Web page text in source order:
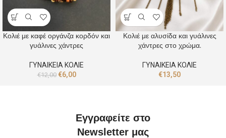
Κολιέ με καφέ οργάνζα κορδόν και
γυάλινες χάντρες
ΓΥΝΑΙΚΕΙΑ ΚΟΛΙΕ
€12,00 €6,00
Κολιέ με αλυσίδα και γυάλινες
χάντρες στο χρώμα.
ΓΥΝΑΙΚΕΙΑ ΚΟΛΙΕ
€13,50
Εγγραφείτε στο
Newsletter μας